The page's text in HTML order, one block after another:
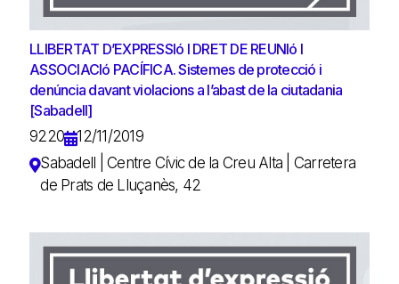
LLIBERTAT D’EXPRESSIó I DRET DE REUNIó I
ASSOCIACIó PACÍFICA. Sistemes de protecció i
denúncia davant violacions a l’abast de la ciutadania
[Sabadell]
9220
12/11/2019
Sabadell | Centre Cívic de la Creu Alta | Carretera
de Prats de Lluçanès, 42